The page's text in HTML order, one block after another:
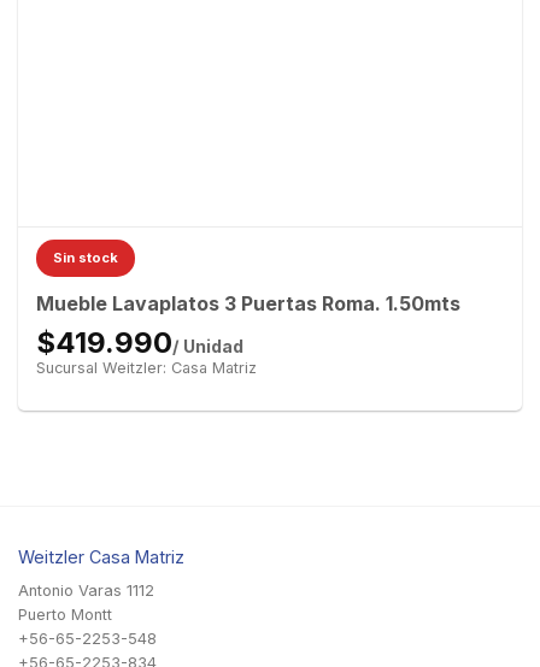
Sin stock
Mueble Lavaplatos 3 Puertas Roma. 1.50mts
$419.990/ Unidad
Sucursal Weitzler: Casa Matriz
Weitzler Casa Matriz
Antonio Varas 1112
Puerto Montt
+56-65-2253-548
+56-65-2253-834